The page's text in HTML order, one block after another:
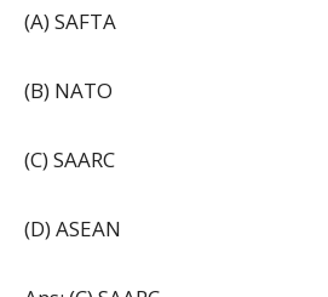
(A) SAFTA
(B) NATO
(C) SAARC
(D) ASEAN